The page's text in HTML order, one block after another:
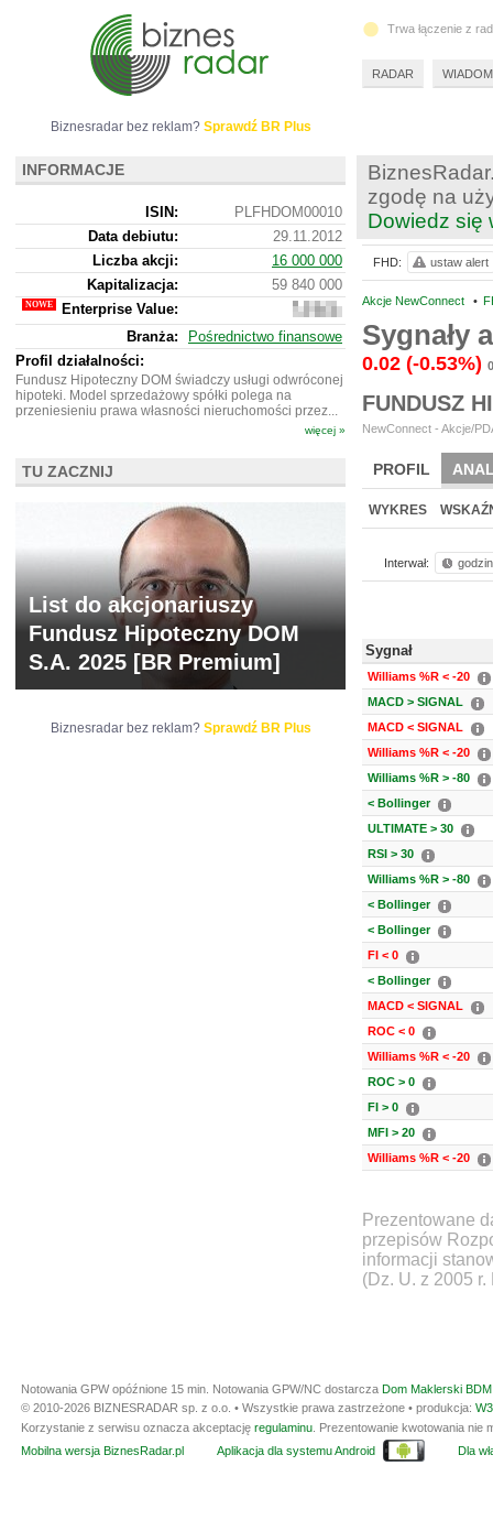
zgodę na
Dowiedz się
Akcje NewConnect •
Sygnały
0.02 (-0.53%)
FUNDUSZ
NewConnect - Akcje/
PROFIL
BR LAB
WYKRES
Interwał:
Sygnał
Williams %R < -20
MACD > SIGNAL
MACD < SIGNAL
Williams %R < -20
Williams %R > -80
< Bollinger
ULTIMATE > 30
RSI > 30
Williams %R > -80
< Bollinger
< Bollinger
FI < 0
< Bollinger
MACD < SIGNAL
ROC < 0
Williams %R < -20
ROC > 0
FI > 0
MFI > 20
Williams %R < -20
Prezentowane
przepisów
informacji
(Dz. U. z 2005
FHD: ustaw alert
Biznesradar bez reklam? Sprawdź BR Plus
INFORMACJE
ISIN:
PLFHDOM00010
Data debiutu:
29.11.2012
Liczba akcji:
16 000 000
Kapitalizacja:
59 840 000
Enterprise Value:
59
940
000
Branża:
Pośrednictwo finansowe
Profil działalności:
Fundusz Hipoteczny DOM świadczy usługi odwróconej
hipoteki. Model sprzedażowy spółki polega na
przeniesieniu prawa własności nieruchomości przez...
więcej »
TU ZACZNIJ
List do akcjonariuszy
Fundusz Hipoteczny DOM
S.A. 2025 [BR Premium]
Biznesradar bez reklam? Sprawdź BR Plus
Trwa łączenie z
RADAR
Notowania GPW opóźnione 15 min. Notowania GPW/NC dostarcza Dom Maklerski
© 2010-2026 BIZNESRADAR sp. z o.o. • Wszystkie prawa zastrzeżone • produkcja:
Korzystanie z serwisu oznacza akceptację regulaminu . Prezentowanie kwotowania
Mobilna wersja BiznesRadar.pl
Aplikacja dla systemu Android Dla